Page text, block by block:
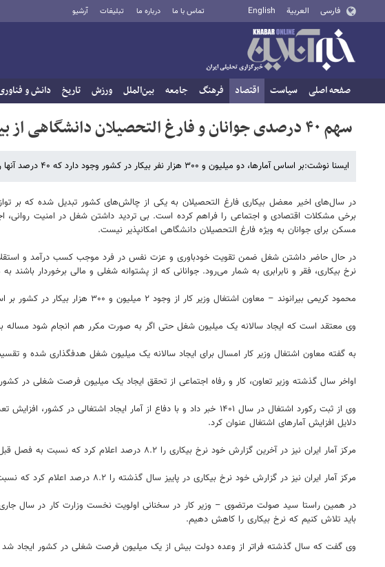
فارسی العربية English تماس با ما درباره ما تبلیغات آرشیو
صفحه اصلی سیاست اقتصاد فرهنگ جامعه بین‌الملل ورزش تاریخ دانش و
سهم ۴۰ درصدی جوانان و فارغ التحصیلان دانشگاهی از بیکاری
ایسنا نوشت:بر اساس آمارها، دو میلیون و ۳۰۰ هزار نفر بیکار در کشور وجود دارد که ۴۰ درصد آنها را جوانان و فارغ التحصیلان دانشگاهی تشکیل می‌دهند.
در سال‌های اخیر معضل بیکاری فارغ التحصیلان به یکی از چالش‌های کشور تبدیل شده که بر
برخی مشکلات اقتصادی و اجتماعی را فراهم کرده است. بی تردید داشتن شغل در امنیت روانی،
مسکن برای جوانان به ویژه فارغ التحصیلان دانشگاهی امکانپذیر نیست.
در حال حاضر داشتن شغل ضمن تقویت خودباوری و عزت نفس در فرد موجب کسب درآمد و استقلال
نرخ بیکاری، فقر و نابرابری به شمار می‌رود. جوانانی که از پشتوانه شغلی و مالی برخوردار
محمود کریمی بیرانوند – معاون اشتغال وزیر کار از وجود ۲ میلیون و ۳۰۰ هزار بیکار در کشور بر اساس اعلام مرکز آمار ایران خبر داده و می‌گوید: ۴۰ درصد از این تعداد جمعیت بیکار را جوانان و فارغ التحصیلان دانشگاهی تشکیل می‌دهند.
وی معتقد است که ایجاد سالانه یک میلیون شغل حتی اگر به صورت مکرر هم انجام شود مساله
به گفته معاون اشتغال وزیر کار امسال برای ایجاد سالانه یک میلیون شغل هدفگذاری شده و
اواخر سال گذشته وزیر تعاون، کار و رفاه اجتماعی از تحقق ایجاد یک میلیون فرصت شغلی در
دلایل افزایش آمارهای اشتغال عنوان کرد.
مرکز آمار ایران نیز در آخرین گزارش خود نرخ بیکاری را ۸.۲ درصد اعلام کرد که نسبت به فصل قبل حدود ۰.۷درصد کاهش داشته است.
مرکز آمار ایران نیز در گزارش خود نرخ بیکاری در پاییز سال گذشته را ۸.۲ درصد اعلام کرد که نسبت به فصل قبل حدود ۰.۷درصد کاهش داشته است.
باید تلاش کنیم که نرخ بیکاری را کاهش دهیم.
وی گفت که سال گذشته فراتر از وعده دولت بیش از یک میلیون فرصت شغلی در کشور ایجاد شد و در سال ۱۴۰۲ نیز درصدی بیشتر از سال گذشته برای ایجاد شغل